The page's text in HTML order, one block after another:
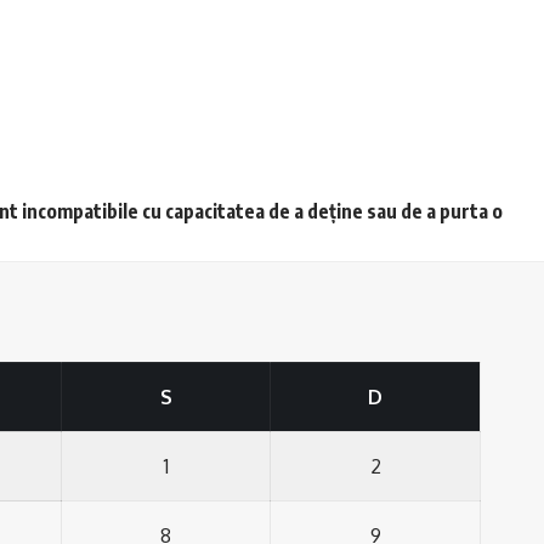
incompatibile cu capacitatea de a deține sau de a purta o
S D
1 2
8 9